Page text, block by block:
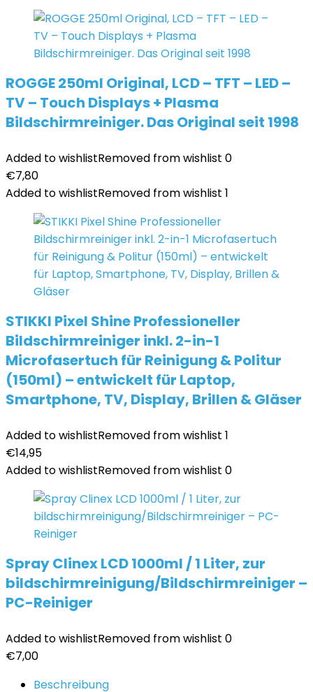
ROGGE 250ml Original, LCD – TFT – LED –
TV – Touch Displays + Plasma
Bildschirmreiniger. Das Original seit 1998
Added to wishlistRemoved from wishlist 0
€7,80
Added to wishlistRemoved from wishlist 1
STIKKI Pixel Shine Professioneller
Bildschirmreiniger inkl. 2-in-1
Microfasertuch für Reinigung & Politur
(150ml) – entwickelt für Laptop,
Smartphone, TV, Display, Brillen & Gläser
Added to wishlistRemoved from wishlist 1
€14,95
Added to wishlistRemoved from wishlist 0
Spray Clinex LCD 1000ml / 1 Liter, zur
bildschirmreinigung/Bildschirmreiniger –
PC-Reiniger
Added to wishlistRemoved from wishlist 0
€7,00
Beschreibung